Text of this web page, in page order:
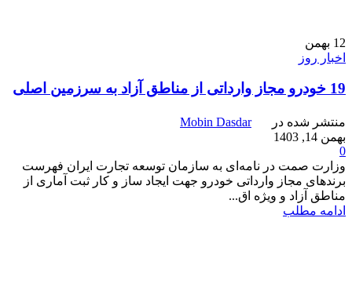
12 بهمن
اخبار روز
19 خودرو مجاز وارداتی از مناطق آزاد به سرزمین اصلی
منتشر شده در
Mobin Dasdar
بهمن 14, 1403
0
وزارت صمت در نامه‌ای به سازمان توسعه تجارت ایران فهرست
برندهای مجاز وارداتی خودرو جهت ایجاد ساز و کار ثبت آماری از
مناطق آزاد و ویژه اق...
ادامه مطلب